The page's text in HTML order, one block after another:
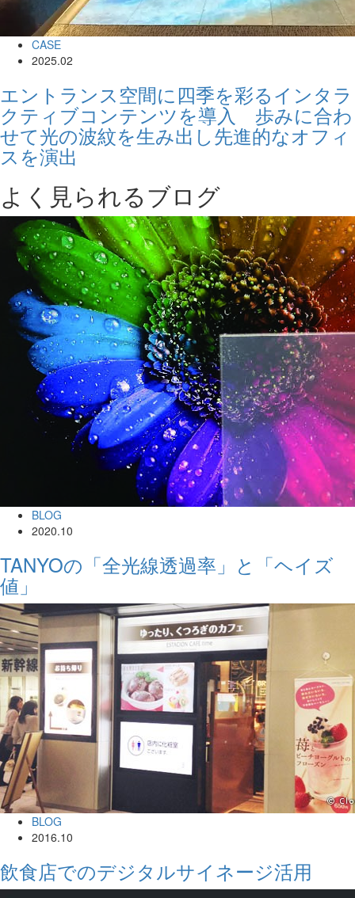
CASE
2025.02
エントランス空間に四季を彩るインタラ
クティブコンテンツを導入 歩みに合わ
せて光の波紋を生み出し先進的なオフィ
スを演出
よく見られるブログ
BLOG
2020.10
TANYOの「全光線透過率」と「ヘイズ
値」
BLOG
2016.10
飲食店でのデジタルサイネージ活用